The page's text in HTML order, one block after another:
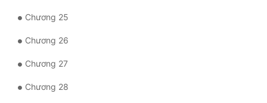
Võng Du
Xuyên Không
Xuyên Nhanh
Xuyên Sách
Chương 25
Chương 26
Chương 27
Chương 28